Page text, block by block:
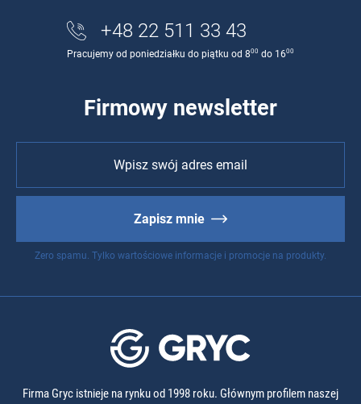
+48 22 511 33 43
Pracujemy od poniedziałku do piątku od 800 do 1600
Firmowy newsletter
Zapisz mnie
Zero spamu. Tylko wartościowe informacje i promocje na produkty.
Firma Gryc istnieje na rynku od 1998 roku. Głównym profilem naszej